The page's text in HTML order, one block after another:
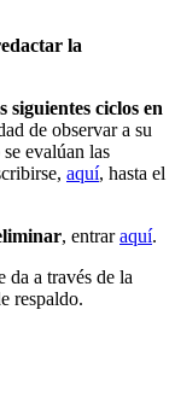
la
siguientes ciclos en
de observar a su
evalúan las
aquí, hasta el
, entraraquí.
da a través de la
respaldo.